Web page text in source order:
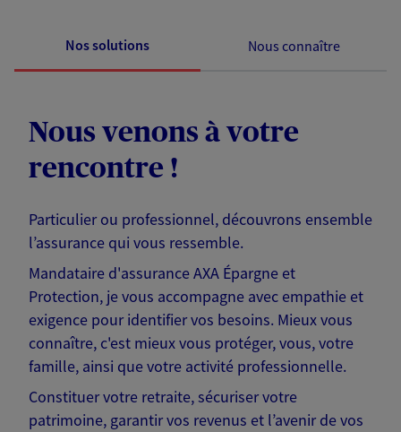
Nos solutions Nous connaître
Nous venons à votre
rencontre !
Particulier ou professionnel, découvrons ensemble
l’assurance qui vous ressemble.
Mandataire d'assurance AXA Épargne et
Protection, je vous accompagne avec empathie et
exigence pour identifier vos besoins. Mieux vous
connaître, c'est mieux vous protéger, vous, votre
famille, ainsi que votre activité professionnelle.
Constituer votre retraite, sécuriser votre
patrimoine, garantir vos revenus et l’avenir de vos